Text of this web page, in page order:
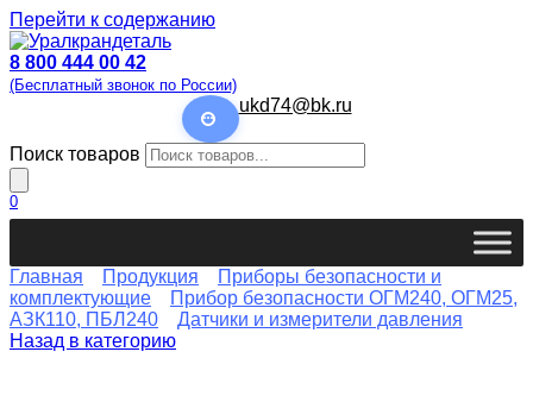
Перейти к содержанию
8 800 444 00 42
(Бесплатный звонок по России)
ukd74@bk.ru
Поиск товаров
0
Главная Продукция
Приборы безопасности и
комплектующие
Прибор безопасности ОГМ240, ОГМ25,
АЗК110, ПБЛ240
Датчики и измерители давления
Назад в категорию